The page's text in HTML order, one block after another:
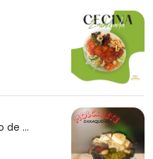
de ...